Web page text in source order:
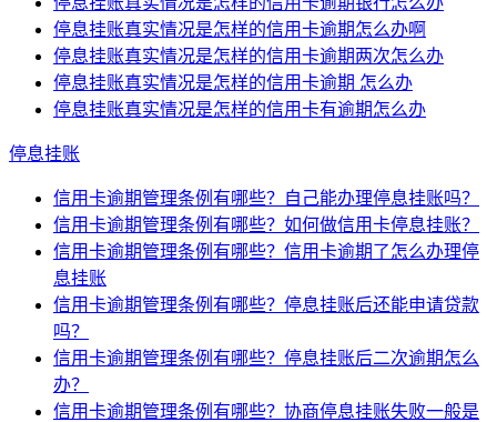
停息挂账真实情况是怎样的信用卡逾期怎么办啊
停息挂账真实情况是怎样的信用卡逾期两次怎么办
停息挂账真实情况是怎样的信用卡逾期 怎么办
停息挂账真实情况是怎样的信用卡有逾期怎么办
停息挂账
信用卡逾期管理条例有哪些？自己能办理停息挂账吗？
信用卡逾期管理条例有哪些？如何做信用卡停息挂账？
信用卡逾期管理条例有哪些？信用卡逾期了怎么办理停
息挂账
信用卡逾期管理条例有哪些？停息挂账后还能申请贷款
吗？
信用卡逾期管理条例有哪些？停息挂账后二次逾期怎么
办？
信用卡逾期管理条例有哪些？协商停息挂账失败一般是